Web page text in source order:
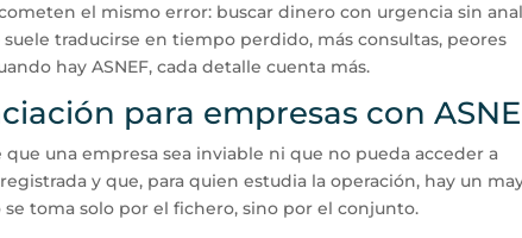
el mismo error: buscar dinero con urgencia sin
traducirse en tiempo perdido, más consultas, peores
hay ASNEF, cada detalle cuenta más.
para empresas con
una empresa sea inviable ni que no pueda acceder a
y que, para quien estudia la operación, hay un
toma solo por el fichero, sino por el conjunto.